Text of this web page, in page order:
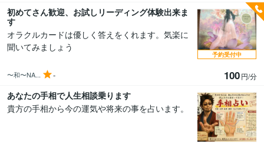
初めてさん歓迎、お試しリーディング体験出来ま
す
オラクルカードは優しく答えをくれます。気楽に
聞いてみましょう
〜和〜NA... - 100円/分
予約受付中
あなたの手相で人生相談乗ります
貴方の手相から今の運気や将来の事を占います。